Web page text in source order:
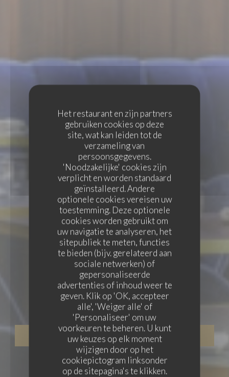
Het restaurant en zijn partners
gebruiken cookies op deze
site, wat kan leiden tot de
verzameling van
persoonsgegevens.
'Noodzakelijke' cookies zijn
verplicht en worden standaard
geïnstalleerd. Andere
optionele cookies vereisen uw
toestemming. Deze optionele
cookies worden gebruikt om
uw navigatie te analyseren, het
sitepubliek te meten, functies
te bieden (bijv. gerelateerd aan
sociale netwerken) of
gepersonaliseerde
advertenties of inhoud weer te
geven. Klik op 'OK, accepteer
alle', 'Weiger alle' of
'Personaliseer' om uw
voorkeuren te beheren. U kunt
uw keuzes op elk moment
wijzigen door op het
cookiepictogram linksonder
op de sitepagina's te klikken.
BISTRONOMIQUE• LYON
Le Garage Restaurant
RESERVEER EEN TAFEL